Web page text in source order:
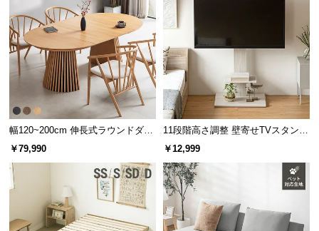
幅120~200cm 伸長式ラウンドダイ
ニングテーブル 6人掛け 天然木突
￥79,990
11段階高さ調整 壁寄せTVスタンド
キャスター付き 上下左右角度調節
￥12,999